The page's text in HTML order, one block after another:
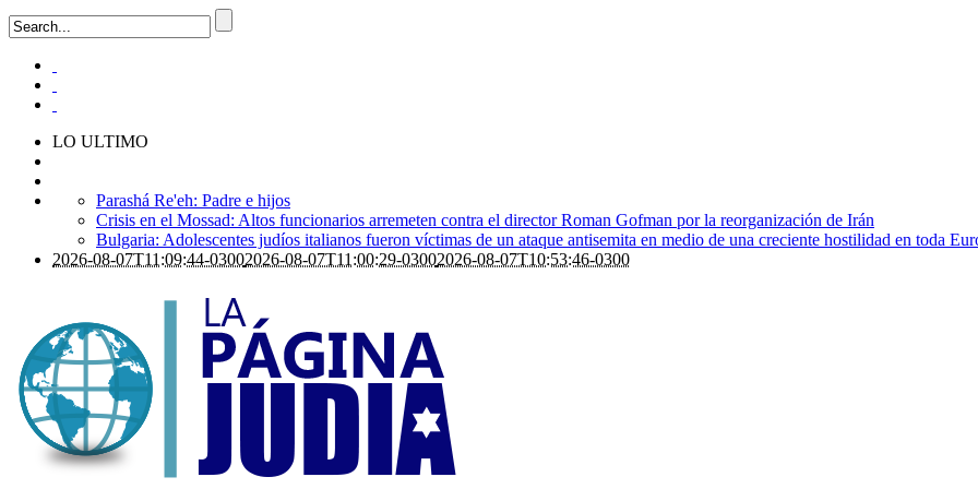
LO ULTIMO
Parashá Re'eh: Padre e hijos
Crisis en el Mossad: Altos funcionarios arremeten contra el director Roman Gofman por la reorganización de Irán
Bulgaria: Adolescentes judíos italianos fueron víctimas de un ataque antisemita en medio de una creciente hostilidad en toda
2026-08-07T11:09:44-03002026-08-07T11:00:29-03002026-08-07T10:53:46-0300